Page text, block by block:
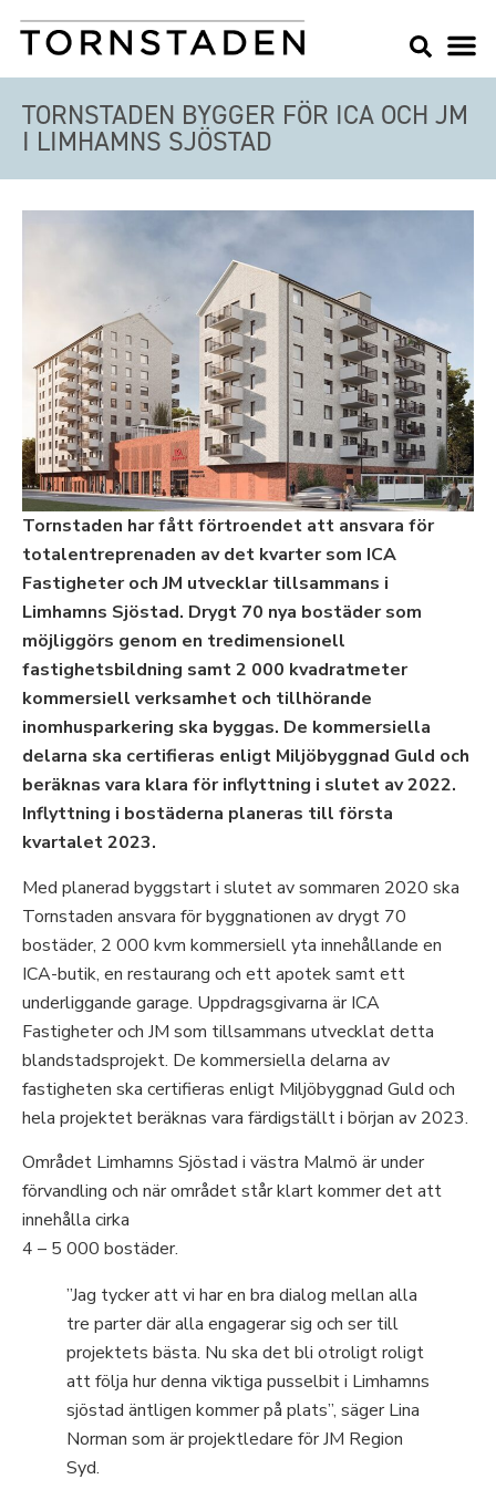
TORNSTADEN BYGGER FÖR ICA OCH JM
I LIMHAMNS SJÖSTAD
Tornstaden har fått förtroendet att ansvara för
totalentreprenaden av det kvarter som ICA
Fastigheter och JM utvecklar tillsammans i
Limhamns Sjöstad. Drygt 70 nya bostäder som
möjliggörs genom en tredimensionell
fastighetsbildning samt 2 000 kvadratmeter
kommersiell verksamhet och tillhörande
inomhusparkering ska byggas. De kommersiella
delarna ska certifieras enligt Miljöbyggnad Guld och
beräknas vara klara för inflyttning i slutet av 2022.
Inflyttning i bostäderna planeras till första
kvartalet 2023.
Med planerad byggstart i slutet av sommaren 2020 ska
Tornstaden ansvara för byggnationen av drygt 70
bostäder, 2 000 kvm kommersiell yta innehållande en
ICA-butik, en restaurang och ett apotek samt ett
underliggande garage. Uppdragsgivarna är ICA
Fastigheter och JM som tillsammans utvecklat detta
blandstadsprojekt. De kommersiella delarna av
fastigheten ska certifieras enligt Miljöbyggnad Guld och
hela projektet beräknas vara färdigställt i början av 2023.
Området Limhamns Sjöstad i västra Malmö är under
förvandling och när området står klart kommer det att
innehålla cirka
4 – 5 000 bostäder.
”Jag tycker att vi har en bra dialog mellan alla
tre parter där alla engagerar sig och ser till
projektets bästa. Nu ska det bli otroligt roligt
att följa hur denna viktiga pusselbit i Limhamns
sjöstad äntligen kommer på plats”, säger Lina
Norman som är projektledare för JM Region
Syd.